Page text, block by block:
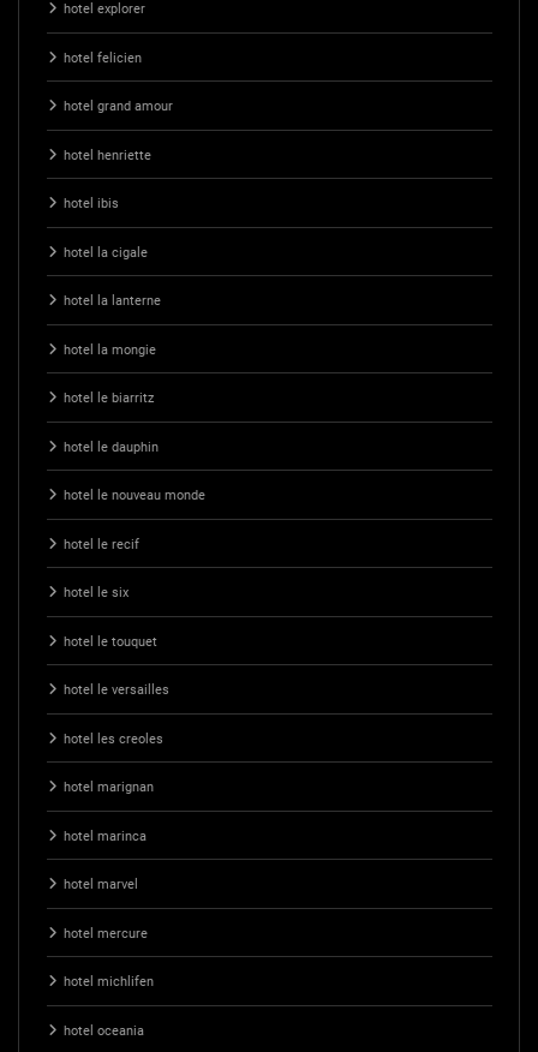
hotel explorer
hotel felicien
hotel grand amour
hotel henriette
hotel ibis
hotel la cigale
hotel la lanterne
hotel la mongie
hotel le biarritz
hotel le dauphin
hotel le nouveau monde
hotel le recif
hotel le six
hotel le touquet
hotel le versailles
hotel les creoles
hotel marignan
hotel marinca
hotel marvel
hotel mercure
hotel michlifen
hotel oceania